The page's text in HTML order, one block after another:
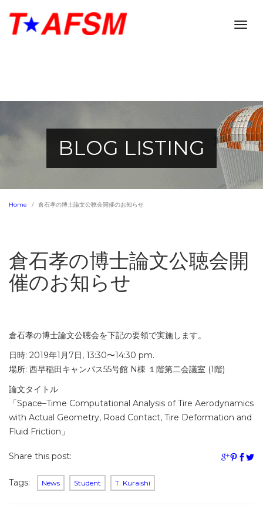
BLOG LISTING
Home 倉石孝の博士論文公聴会開催のお知らせ
倉石孝の博士論文公聴会開
催のお知らせ
倉石孝の博士論文公聴会を下記の要領で実施します。
日時: 2019年1月7日, 13:30〜14:30 pm.
場所: 西早稲田キャンパス55号館 N棟 １階第二会議室 (1階)
論文タイトル
「Space–Time Computational Analysis of Tire Aerodynamics
with Actual Geometry, Road Contact, Tire Deformation and
Fluid Friction」
Share this post:
Tags: News Student T. Kuraishi